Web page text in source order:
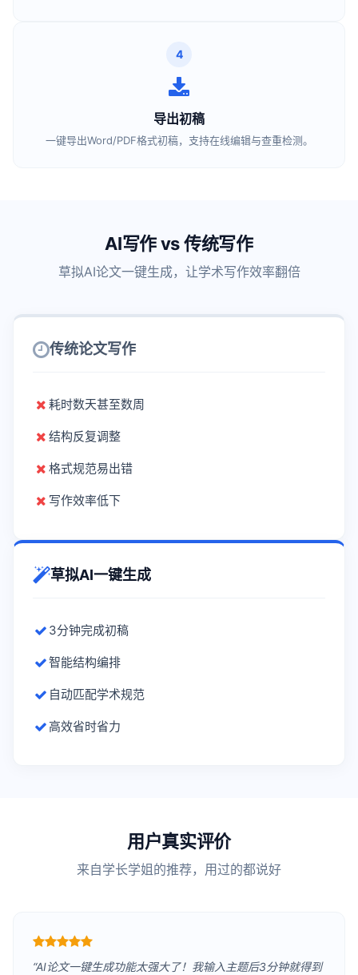
4
导出初稿
一键导出Word/PDF格式初稿，支持在线编辑与查重检测。
AI写作 vs 传统写作
草拟AI论文一键生成，让学术写作效率翻倍
传统论文写作
耗时数天甚至数周
结构反复调整
格式规范易出错
写作效率低下
草拟AI一键生成
3分钟完成初稿
智能结构编排
自动匹配学术规范
高效省时省力
用户真实评价
来自学长学姐的推荐，用过的都说好
“AI论文一键生成功能太强大了！我输入主题后3分钟就得到